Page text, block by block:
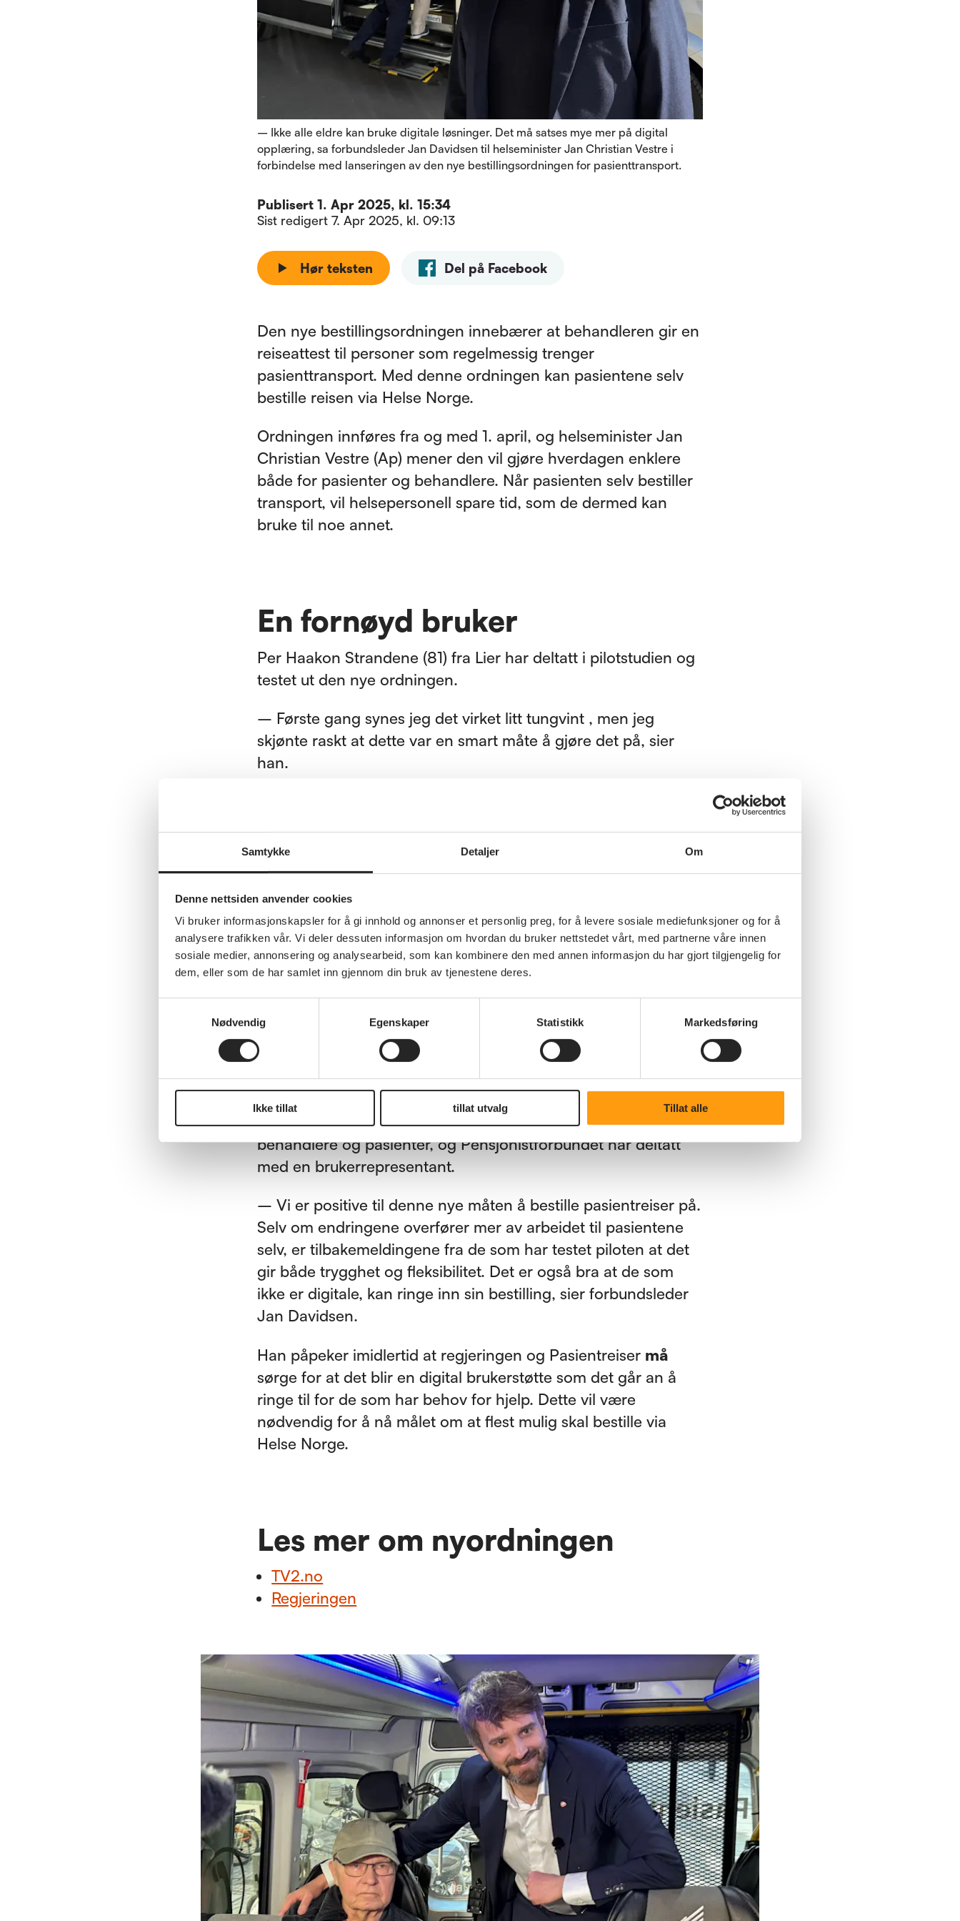
Samtykke Detaljer Om
Denne nettsiden anvender cookies
Vi bruker informasjonskapsler for å gi innhold og annonser et personlig preg, for å levere sosiale mediefunksjoner og for å
analysere trafikken vår. Vi deler dessuten informasjon om hvordan du bruker nettstedet vårt, med partnerne våre innen
sosiale medier, annonsering og analysearbeid, som kan kombinere den med annen informasjon du har gjort tilgjengelig for
dem, eller som de har samlet inn gjennom din bruk av tjenestene deres.
Nødvendig
Egenskaper Statistikk Markedsføring
Ikke tillat tillat utvalg Tillat alle
– Ikke alle eldre kan bruke digitale løsninger. Det må satses mye mer på digital
opplæring, sa forbundsleder Jan Davidsen til helseminister Jan Christian Vestre i
forbindelse med lanseringen av den nye bestillingsordningen for pasienttransport.
Publisert1. Apr 2025, kl. 15:34
Sist redigert7. Apr 2025, kl. 09:13
Hør teksten Del på Facebook
Den nye bestillingsordningen innebærer at behandleren gir en
reiseattest til personer som regelmessig trenger
pasienttransport. Med denne ordningen kan pasientene selv
bestille reisen via Helse Norge.
Ordningen innføres fra og med 1. april, og helseminister Jan
Christian Vestre (Ap) mener den vil gjøre hverdagen enklere
både for pasienter og behandlere. Når pasienten selv bestiller
transport, vil helsepersonell spare tid, som de dermed kan
bruke til noe annet.
En fornøyd bruker
Per Haakon Strandene (81) fra Lier har deltatt i pilotstudien og
testet ut den nye ordningen.
– Første gang synes jeg det virket litt tungvint , men jeg
skjønte raskt at dette var en smart måte å gjøre det på, sier
han.
behandlingen .
Han påpeker imidlertid at han fortsatt ikke kan være 100
prosent sikker på at drosjen faktisk kommer i tide. Heldigvis er
fysioterapeut Torbjørn nokså fleksibel på tiden. Dette ville vært
Fint at man kan ringe
Den nye bestillingsrutinen er utviklet i samarbeid med
behandlere og pasienter, og Pensjonistforbundet har deltatt
med en brukerrepresentant.
– Vi er positive til denne nye måten å bestille pasientreiser på.
Selv om endringene overfører mer av arbeidet til pasientene
selv, er tilbakemeldingene fra de som har testet piloten at det
gir både trygghet og fleksibilitet. Det er også bra at de som
ikke er digitale, kan ringe inn sin bestilling, sier forbundsleder
Jan Davidsen.
Han påpeker imidlertid at regjeringen og Pasientreiser må
sørge for at det blir en digital brukerstøtte som det går an å
ringe til for de som har behov for hjelp. Dette vil være
nødvendig for å nå målet om at flest mulig skal bestille via
Helse Norge.
Les mer om nyordningen
TV2.no
Regjeringen